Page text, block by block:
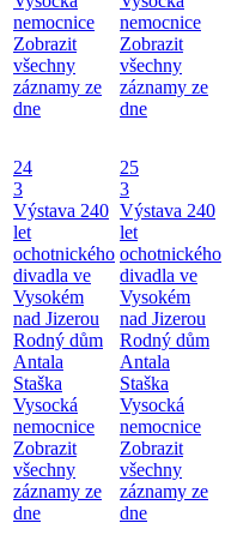
nemocnice
Zobrazit
všechny
záznamy ze
dne
nemocnice
Zobrazit
všechny
záznamy ze
dne
24
3
Výstava 240
let
ochotnického
divadla ve
Vysokém
nad Jizerou
Rodný dům
Antala
Staška
Vysocká
nemocnice
Zobrazit
všechny
záznamy ze
dne
25
3
Výstava 240
let
ochotnického
divadla ve
Vysokém
nad Jizerou
Rodný dům
Antala
Staška
Vysocká
nemocnice
Zobrazit
všechny
záznamy ze
dne